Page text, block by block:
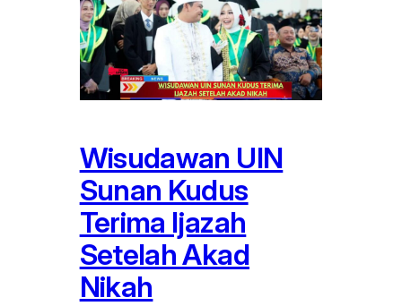
Wisudawan UIN
Sunan Kudus
Terima Ijazah
Setelah Akad
Nikah